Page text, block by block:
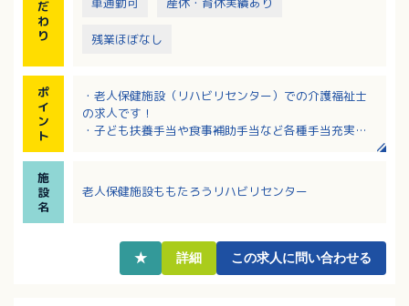
だ
わ
り
残業ほぼなし
ポ
イ
ン
ト
・老人保健施設（リハビリセンター）での介護福祉士
の求人です！
・子ども扶養手当や食事補助手当など各種手当充実！
・将来も安心の退職金制度あり！
施
設
名
老人保健施設ももたろうリハビリセンター
★ 詳細 この求人に問い合わせる